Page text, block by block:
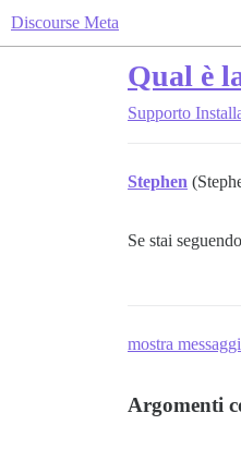
Discourse Meta
Qual è
Supporto
Stephen
Se stai seguendo
mostra
Argomenti